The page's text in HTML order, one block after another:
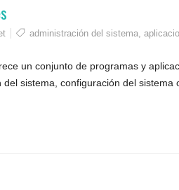
administración del sistema
un conjunto de programas y
sistema, configuración del sistema